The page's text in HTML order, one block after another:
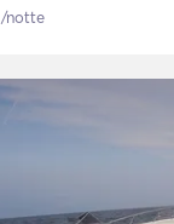
/notte